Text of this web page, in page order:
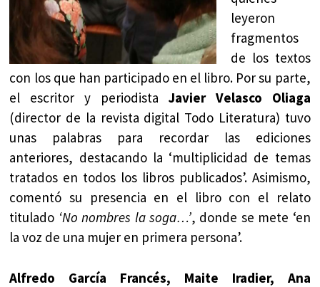
leyeron
fragmentos
de los textos
con los que han participado en el libro. Por su parte,
el escritor y periodista Javier Velasco Oliaga
(director de la revista digital Todo Literatura) tuvo
unas palabras para recordar las ediciones
anteriores, destacando la ‘multiplicidad de temas
tratados en todos los libros publicados’. Asimismo,
comentó su presencia en el libro con el relato
titulado ‘No nombres la soga…’, donde se mete ‘en
la voz de una mujer en primera persona’.
Alfredo García Francés, Maite Iradier, Ana